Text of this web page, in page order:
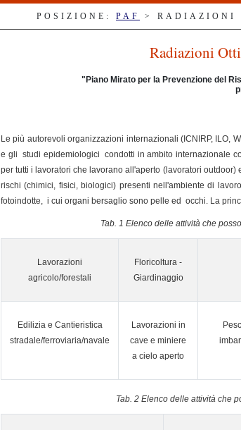
POSIZIONE: PAF > RADIAZIONI
Radiazioni
"Piano Mirato per la Prevenzione del
Le più autorevoli organizzazioni internazionali (ICNIRP, ILO,
e gli studi epidemiologici condotti in ambito internazionale
per tutti i lavoratori che lavorano all'aperto (lavoratori
rischi (chimici, fisici, biologici) presenti nell'ambiente di
fotoindotte, i cui organi bersaglio sono pelle ed occhi. La
Tab. 1 Elenco delle attività che
Lavorazioni
agricolo/forestali
Floricoltura -
Giardinaggio
Edilizia e Cantieristica
stradale/ferroviaria/navale
Lavorazioni in
cave e miniere
a cielo aperto
Tab. 2 Elenco delle attività che